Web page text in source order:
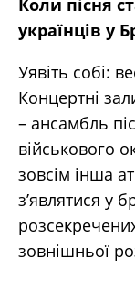
Коли пісня
українців у
Уявіть собі:
Концертні
– ансамбль
військового
зовсім інша
з’являтися у
зовнішньої